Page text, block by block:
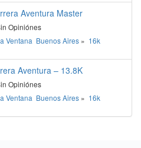
Aventura Master
Opiniónes
Ventana Buenos Aires » 16k
Aventura – 13.8K
Opiniónes
Ventana Buenos Aires » 16k